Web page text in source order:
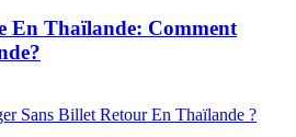
En Thaïlande: Comment